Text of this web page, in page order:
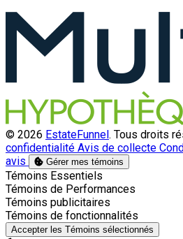
© 2026 EstateFunnel. Tous droits
confidentialité Avis de collecte
avis
Gérer mes témoins
Activer
Témoins Essentiels
Activer
Témoins de Performances
Activer
Témoins publicitaires
Activer
Témoins de fonctionnalités
Accepter les Témoins sélectionnés